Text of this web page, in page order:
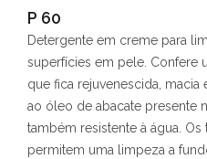
P 60
Detergente em creme para
superfícies em pele. Confere
que fica rejuvenescida,
ao óleo de abacate presente
também resistente à água.
permitem uma limpeza a